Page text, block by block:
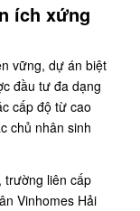
ích xứng
vững, dự án biệt
đầu tư đa dạng
cấp độ từ cao
chủ nhân sinh
trường liên cấp
Vinhomes Hải